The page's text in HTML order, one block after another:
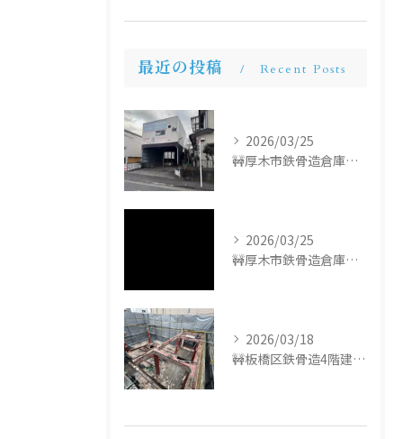
最近の投稿 Recent Posts
2026/03/25
🚧厚木市鉄骨造倉庫解体工事🚧
2026/03/25
🚧厚木市鉄骨造倉庫解体工事🚧
2026/03/18
🚧板橋区鉄骨造4階建て解体工事🚧